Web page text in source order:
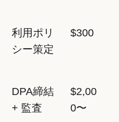
利用ポリ
シー策定
$300
DPA締結
+ 監査
$2,00
0〜